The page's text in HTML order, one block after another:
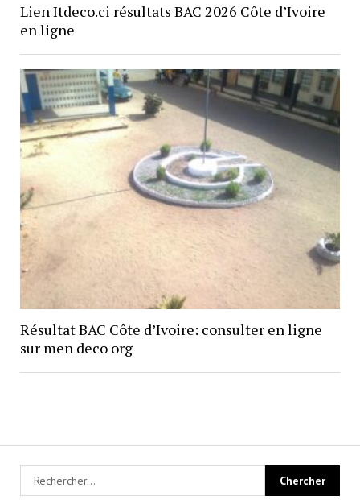
Lien Itdeco.ci résultats BAC 2026 Côte d’Ivoire
en ligne
Résultat BAC Côte d’Ivoire: consulter en ligne
sur men deco org